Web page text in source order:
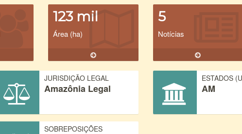
123 mil
Área (ha)
5
Notícias
JURISDIÇÃO LEGAL
Amazônia Legal
ESTADOS
AM
SOBREPOSIÇÕES